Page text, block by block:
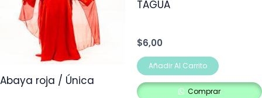
Abaya roja / Única
TAGUA
$6,00
Añadir Al Carrito
Comprar